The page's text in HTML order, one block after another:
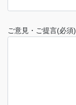
ご意見・ご提言(必須)